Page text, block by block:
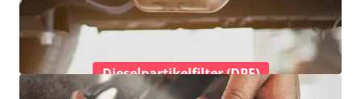
Dieselpartikelfilter (DPF)